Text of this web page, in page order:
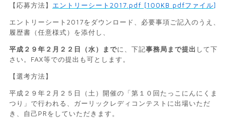
【応募方法】 エントリーシート2017.pdf [100KB pdfファイル]
エントリーシート2017をダウンロード、必要事項ご記入のうえ、
履歴書（任意様式）を添付し、
平成２９年２月２２日（水）までに、下記事務局まで提出 して下
さい。FAX等での提出も可とします。
【選考方法】
平成２９年２月２５日（土）開催の「第１０回たっこにんにくま
つり」で行われる、ガーリックレディコンテストに出場いただ
き、自己PRをしていただきます。